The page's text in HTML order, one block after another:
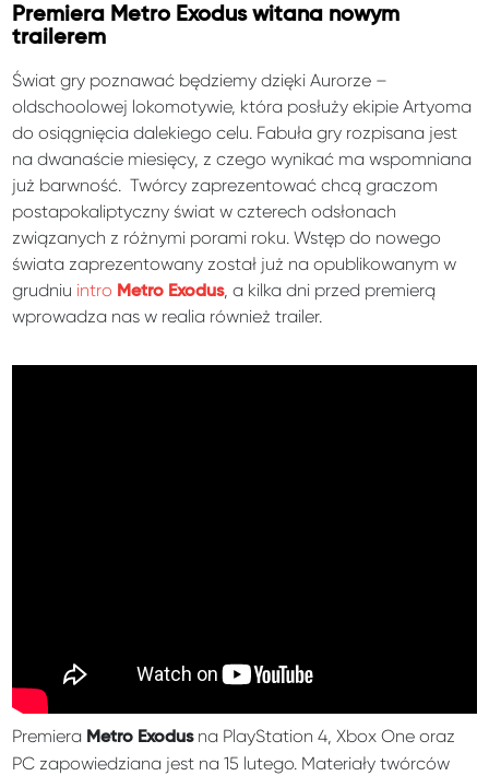
Premiera Metro Exodus witana nowym
trailerem
Świat gry poznawać będziemy dzięki Aurorze –
oldschoolowej lokomotywie, która posłuży ekipie Artyoma
do osiągnięcia dalekiego celu. Fabuła gry rozpisana jest
na dwanaście miesięcy, z czego wynikać ma wspomniana
już barwność. Twórcy zaprezentować chcą graczom
postapokaliptyczny świat w czterech odsłonach
związanych z różnymi porami roku. Wstęp do nowego
świata zaprezentowany został już na opublikowanym w
grudniu intro Metro Exodus, a kilka dni przed premierą
wprowadza nas w realia również trailer.
Premiera Metro Exodusna PlayStation 4, Xbox One oraz
PC zapowiedziana jest na 15 lutego. Materiały twórców